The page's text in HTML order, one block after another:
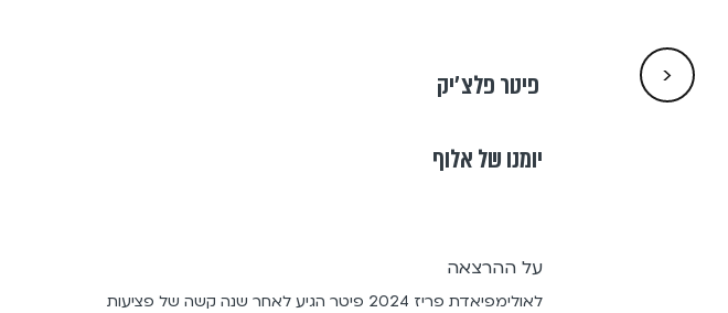
על ההרצאה
לאולימפיאדת פריז 2024 פיטר הגיע לאחר שנה קשה של פציעות
פיטר פלצ׳יק
יומנו של אלוף
<